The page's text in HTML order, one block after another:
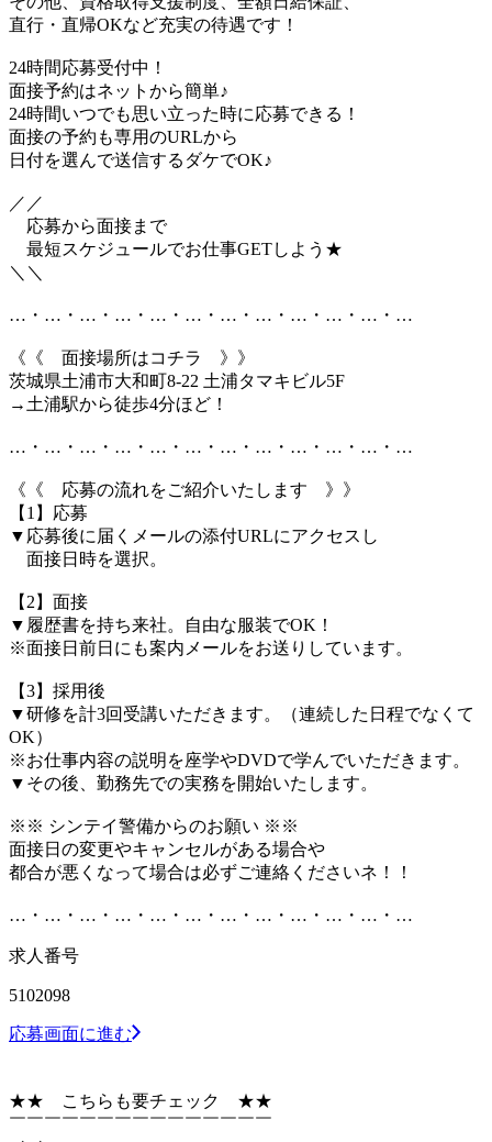
直行・直帰OKなど充実の待遇です！
24時間応募受付中！
面接予約はネットから簡単♪
24時間いつでも思い立った時に応募できる！
面接の予約も専用のURLから
日付を選んで送信するダケでOK♪
／／
応募から面接まで
最短スケジュールでお仕事GETしよう★
＼＼
…・…・…・…・…・…・…・…・…・…・…・…
《《 面接場所はコチラ 》》
茨城県土浦市大和町8-22 土浦タマキビル5F
→土浦駅から徒歩4分ほど！
…・…・…・…・…・…・…・…・…・…・…・…
《《 応募の流れをご紹介いたします 》》
【1】応募
▼応募後に届くメールの添付URLにアクセスし
面接日時を選択。
【2】面接
▼履歴書を持ち来社。自由な服装でOK！
※面接日前日にも案内メールをお送りしています。
【3】採用後
▼研修を計3回受講いただきます。（連続した日程でなくて
OK）
※お仕事内容の説明を座学やDVDで学んでいただきます。
▼その後、勤務先での実務を開始いたします。
※※ シンテイ警備からのお願い ※※
面接日の変更やキャンセルがある場合や
都合が悪くなって場合は必ずご連絡くださいネ！！
…・…・…・…・…・…・…・…・…・…・…・…
求人番号
5102098
応募画面に進む
★★ こちらも要チェック ★★
￣￣￣￣￣￣￣￣￣￣￣￣￣￣￣